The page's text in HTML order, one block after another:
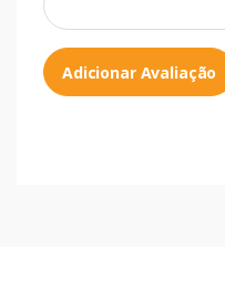
Adicionar Avaliação